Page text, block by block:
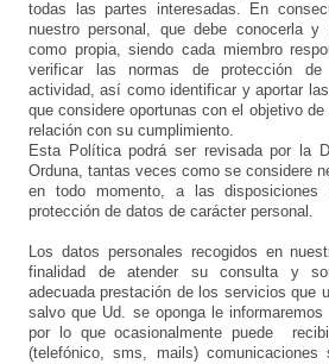
todas las partes interesadas. En
nuestro personal, que debe conocerla y
como propia, siendo cada miembro
verificar las normas de protección
actividad, así como identificar y aportar
que considere oportunas con el objetivo
relación con su cumplimiento.
Esta Política podrá ser revisada por la
Orduna, tantas veces como se considere
en todo momento, a las disposiciones
protección de datos de carácter personal.
Los datos personales recogidos en
finalidad de atender su consulta y
adecuada prestación de los servicios que
salvo que Ud. se oponga le
por lo que ocasionalmente puede
(telefónico, sms, mails) comunicaciones